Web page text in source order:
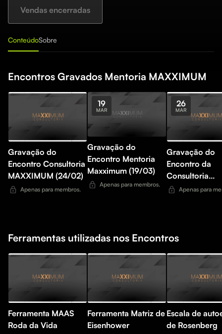
Vendas encerradas
ConteúdoSobre
Encontros Gravados Mentoria MAXXIMUM
Gravação do
Encontro Consultoria
MAXXIMUM (24/02)
Apenas para membros.
19
MAR
Gravação do
Encontro Mentoria
Maxximum (19/03)
Apenas para membros.
26
MAR
Gravação do
Encontro da
Consultoria
MAXXIMUM
Apenas para
Ferramentas utilizadas nos Encontros
Ferramenta MAAS
Roda da Vida
Ferramenta Matriz de
Eisenhower
Escala de
de Rosenberg